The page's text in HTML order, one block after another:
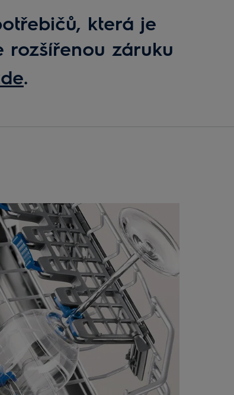
která je
rozšířenou záruku
.